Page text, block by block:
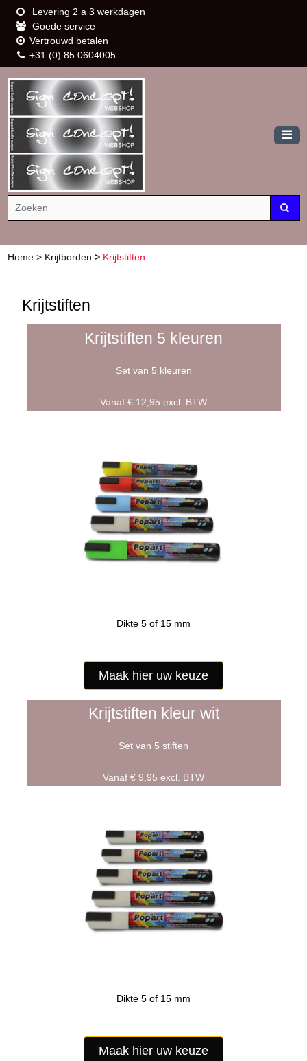
Levering 2 a 3 werkdagen
Goede service
Vertrouwd betalen
+31 (0) 85 0604005
Home > Krijtborden > Krijtstiften
Krijtstiften
Krijtstiften 5 kleuren
Set van 5 kleuren
Vanaf € 12,95 excl. BTW
Dikte 5 of 15 mm
Maak hier uw keuze
Krijtstiften kleur wit
Set van 5 stiften
Vanaf € 9,95 excl. BTW
Dikte 5 of 15 mm
Maak hier uw keuze